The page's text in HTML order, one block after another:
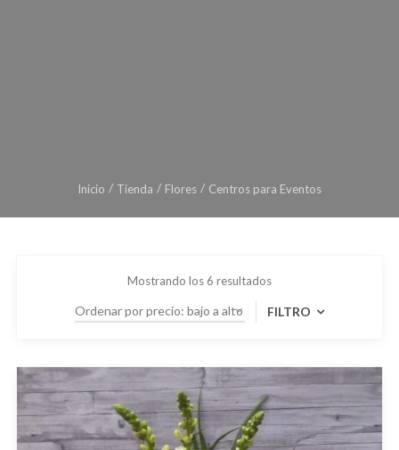
Inicio Tienda Flores Centros para Eventos
Mostrando los 6 resultados
FILTRO